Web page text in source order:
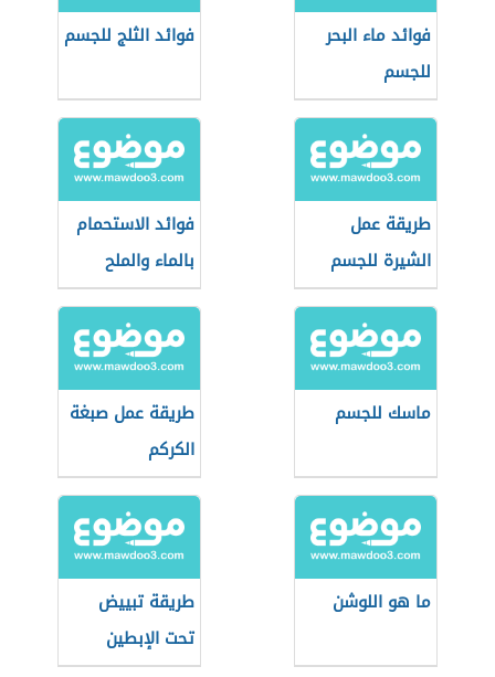
فوائد ماء البحر
للجسم
فوائد الثلج للجسم
طريقة عمل
الشيرة للجسم
فوائد الاستحمام
بالماء والملح
ماسك للجسم
طريقة عمل صبغة
الكركم
ما هو اللوشن
طريقة تبييض
تحت الإبطين